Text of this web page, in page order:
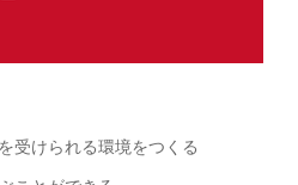
受けられる環境をつくる